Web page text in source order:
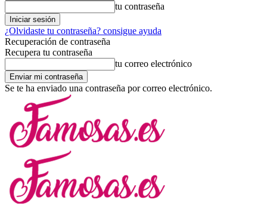
tu contraseña
¿Olvidaste tu contraseña? consigue ayuda
Recuperación de contraseña
Recupera tu contraseña
tu correo electrónico
Se te ha enviado una contraseña por correo electrónico.